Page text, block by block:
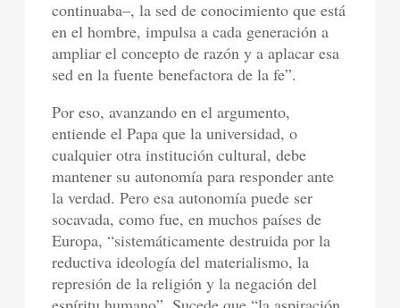
continuaba–, la sed de conocimiento que está
en el hombre, impulsa a cada generación a
ampliar el concepto de razón y a aplacar esa
sed en la fuente benefactora de la fe”.
Por eso, avanzando en el argumento,
entiende el Papa que la universidad, o
cualquier otra institución cultural, debe
mantener su autonomía para responder ante
la verdad. Pero esa autonomía puede ser
socavada, como fue, en muchos países de
Europa, “sistemáticamente destruida por la
reductiva ideología del materialismo, la
represión de la religión y la negación del